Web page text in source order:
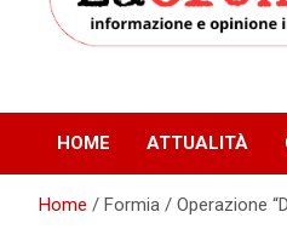
HOME ATTUALITÀ
Home Formia / Operazione